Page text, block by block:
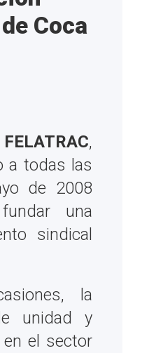
Coca
FELATRAC,
a todas las
de 2008
una
sindical
la
unidad y
el sector